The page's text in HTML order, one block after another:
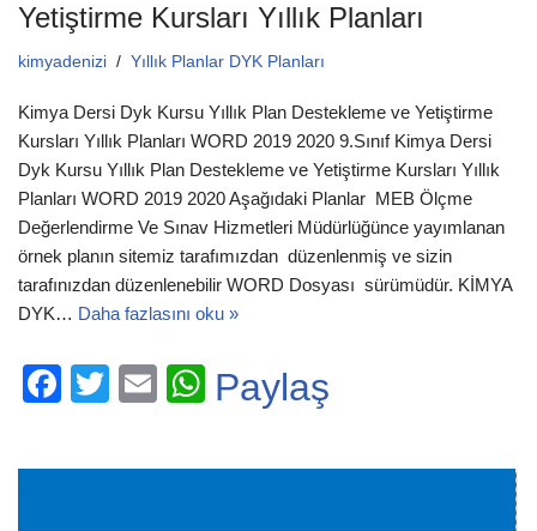
Yetiştirme Kursları Yıllık Planları
kimyadenizi Yıllık Planlar DYK Planları
Kimya Dersi Dyk Kursu Yıllık Plan Destekleme ve Yetiştirme
Kursları Yıllık Planları WORD 2019 2020 9.Sınıf Kimya Dersi
Dyk Kursu Yıllık Plan Destekleme ve Yetiştirme Kursları Yıllık
Planları WORD 2019 2020 Aşağıdaki Planlar MEB Ölçme
Değerlendirme Ve Sınav Hizmetleri Müdürlüğünce yayımlanan
örnek planın sitemiz tarafımızdan düzenlenmiş ve sizin
tarafınızdan düzenlenebilir WORD Dosyası sürümüdür. KİMYA
DYK… Daha fazlasını oku »
F
c
T
tt
E
ail
W
at
Paylaş